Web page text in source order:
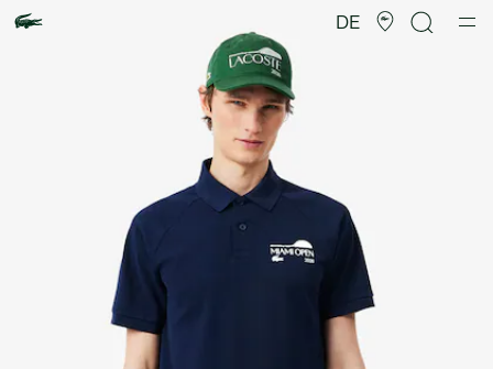
DE